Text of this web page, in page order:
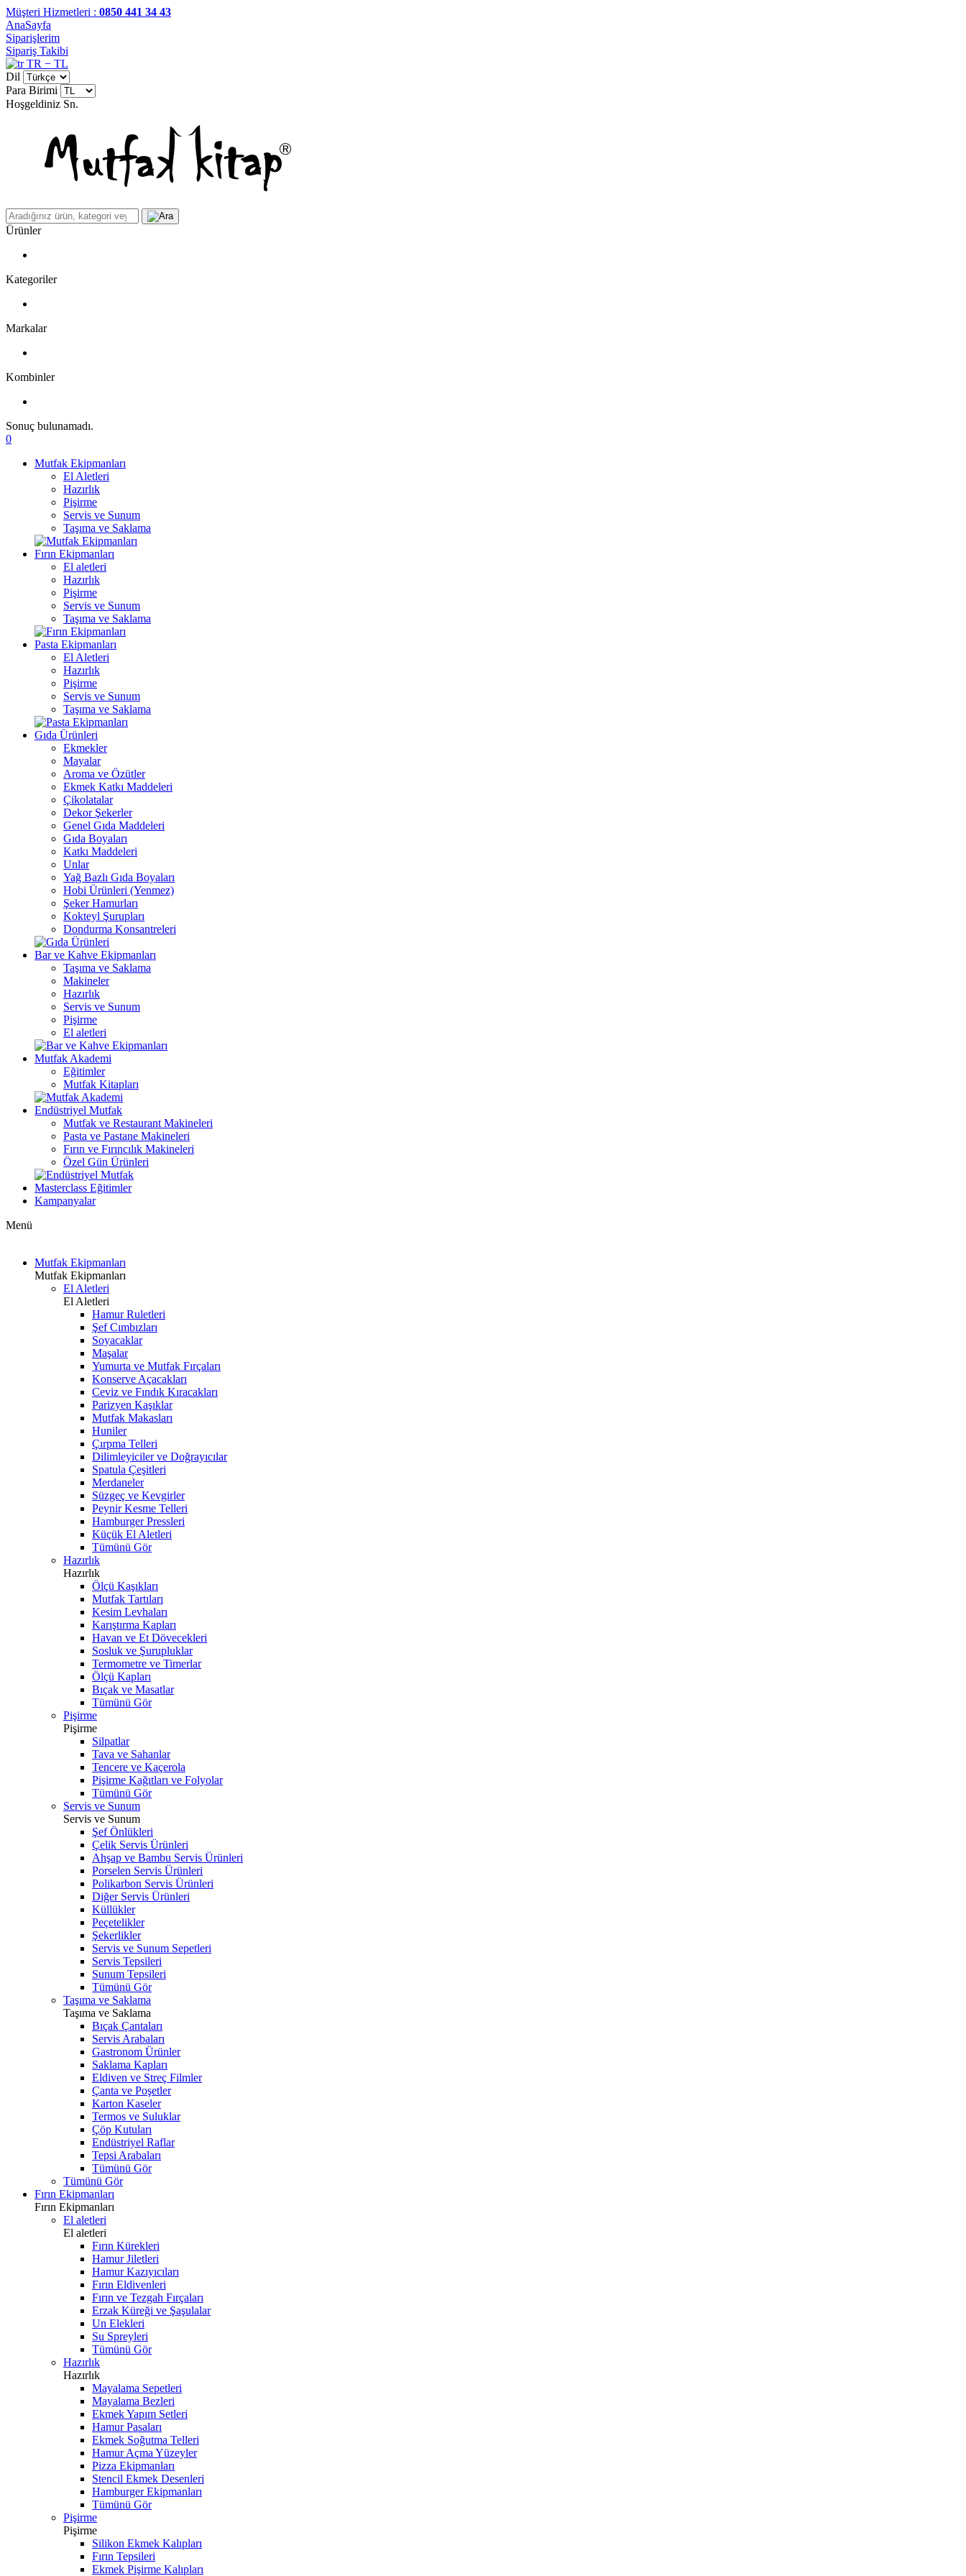
Müşteri Hizmetleri : 0850 441 34 43
AnaSayfa
Siparişlerim
Sipariş Takibi
TR − TL
Dil
Para Birimi
Hoşgeldiniz Sn.
Ürünler
Kategoriler
Markalar
Kombinler
Sonuç bulunamadı.
0
Mutfak Ekipmanları
El Aletleri
Hazırlık
Pişirme
Servis ve Sunum
Taşıma ve Saklama
Fırın Ekipmanları
El aletleri
Hazırlık
Pişirme
Servis ve Sunum
Taşıma ve Saklama
Pasta Ekipmanları
El Aletleri
Hazırlık
Pişirme
Servis ve Sunum
Taşıma ve Saklama
Gıda Ürünleri
Ekmekler
Mayalar
Aroma ve Özütler
Ekmek Katkı Maddeleri
Çikolatalar
Dekor Şekerler
Genel Gıda Maddeleri
Gıda Boyaları
Katkı Maddeleri
Unlar
Yağ Bazlı Gıda Boyaları
Hobi Ürünleri (Yenmez)
Şeker Hamurları
Kokteyl Şurupları
Dondurma Konsantreleri
Bar ve Kahve Ekipmanları
Taşıma ve Saklama
Makineler
Hazırlık
Servis ve Sunum
Pişirme
El aletleri
Mutfak Akademi
Eğitimler
Mutfak Kitapları
Endüstriyel Mutfak
Mutfak ve Restaurant Makineleri
Pasta ve Pastane Makineleri
Fırın ve Fırıncılık Makineleri
Özel Gün Ürünleri
Masterclass Eğitimler
Kampanyalar
Menü
Mutfak Ekipmanları
Mutfak Ekipmanları
El Aletleri
El Aletleri
Hamur Ruletleri
Şef Cımbızları
Soyacaklar
Maşalar
Yumurta ve Mutfak Fırçaları
Konserve Açacakları
Ceviz ve Fındık Kıracakları
Parizyen Kaşıklar
Mutfak Makasları
Huniler
Çırpma Telleri
Dilimleyiciler ve Doğrayıcılar
Spatula Çeşitleri
Merdaneler
Süzgeç ve Kevgirler
Peynir Kesme Telleri
Hamburger Pressleri
Küçük El Aletleri
Tümünü Gör
Hazırlık
Hazırlık
Ölçü Kaşıkları
Mutfak Tartıları
Kesim Levhaları
Karıştırma Kapları
Havan ve Et Dövecekleri
Sosluk ve Şurupluklar
Termometre ve Timerlar
Ölçü Kapları
Bıçak ve Masatlar
Tümünü Gör
Pişirme
Pişirme
Silpatlar
Tava ve Sahanlar
Tencere ve Kaçerola
Pişirme Kağıtları ve Folyolar
Tümünü Gör
Servis ve Sunum
Servis ve Sunum
Şef Önlükleri
Çelik Servis Ürünleri
Ahşap ve Bambu Servis Ürünleri
Porselen Servis Ürünleri
Polikarbon Servis Ürünleri
Diğer Servis Ürünleri
Küllükler
Peçetelikler
Şekerlikler
Servis ve Sunum Sepetleri
Servis Tepsileri
Sunum Tepsileri
Tümünü Gör
Taşıma ve Saklama
Taşıma ve Saklama
Bıçak Çantaları
Servis Arabaları
Gastronom Ürünler
Saklama Kapları
Eldiven ve Streç Filmler
Çanta ve Poşetler
Karton Kaseler
Termos ve Suluklar
Çöp Kutuları
Endüstriyel Raflar
Tepsi Arabaları
Tümünü Gör
Tümünü Gör
Fırın Ekipmanları
Fırın Ekipmanları
El aletleri
El aletleri
Fırın Kürekleri
Hamur Jiletleri
Hamur Kazıyıcıları
Fırın Eldivenleri
Fırın ve Tezgah Fırçaları
Erzak Küreği ve Şaşulalar
Un Elekleri
Su Spreyleri
Tümünü Gör
Hazırlık
Hazırlık
Mayalama Sepetleri
Mayalama Bezleri
Ekmek Yapım Setleri
Hamur Pasaları
Ekmek Soğutma Telleri
Hamur Açma Yüzeyler
Pizza Ekipmanları
Stencil Ekmek Desenleri
Hamburger Ekipmanları
Tümünü Gör
Pişirme
Pişirme
Silikon Ekmek Kalıpları
Fırın Tepsileri
Ekmek Pişirme Kalıpları